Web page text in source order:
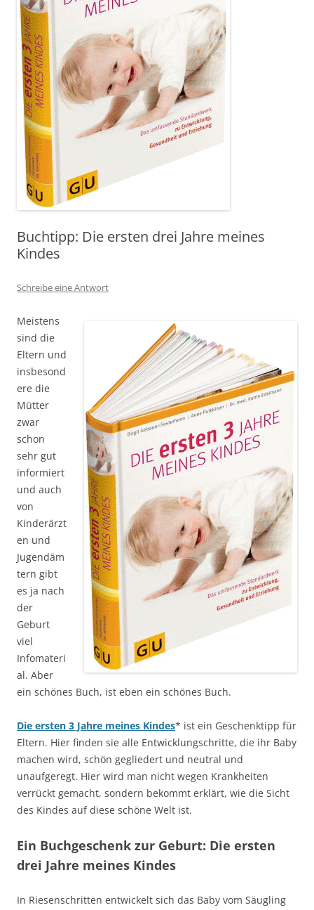
Buchtipp: Die ersten drei Jahre meines
Kindes
Schreibe eine Antwort
Meistens
sind die
Eltern und
insbesond
ere die
Mütter
zwar
schon
sehr gut
informiert
und auch
von
Kinderärzt
en und
Jugendäm
tern gibt
es ja nach
der
Geburt
viel
Infomateri
al. Aber
ein schönes Buch, ist eben ein schönes Buch.
Die ersten 3 Jahre meines Kindes* ist ein Geschenktipp für
Eltern. Hier finden sie alle Entwicklungschritte, die ihr Baby
machen wird, schön gegliedert und neutral und
unaufgeregt. Hier wird man nicht wegen Krankheiten
verrückt gemacht, sondern bekommt erklärt, wie die Sicht
des Kindes auf diese schöne Welt ist.
Ein Buchgeschenk zur Geburt: Die ersten
drei Jahre meines Kindes
In Riesenschritten entwickelt sich das Baby vom Säugling